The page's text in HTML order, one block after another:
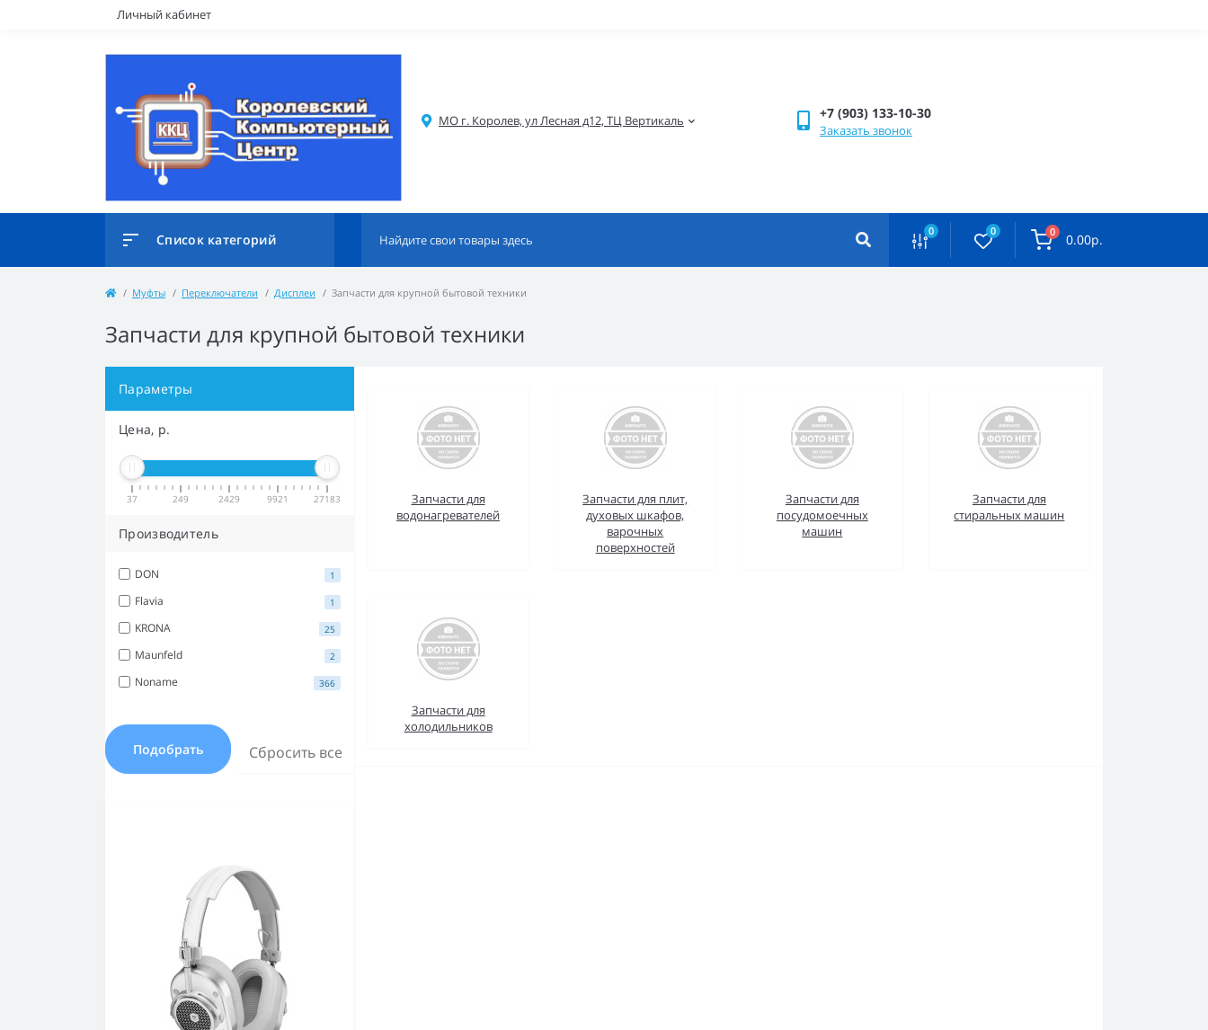
Личный кабинет
МО г. Королев, ул Лесная д12, ТЦ Вертикаль +7 (903) 133-10-30
Заказать звонок
Список категорий 0 0 0 0.00р.
Муфты Переключатели Дисплеи Запчасти для крупной бытовой техники
Запчасти для крупной бытовой техники
Параметры
Цена, р.
37 249 2429 9921 27183
Производитель
DON 1
Flavia 1
KRONA 25
Maunfeld 2
Noname 366
Подобрать Сбросить все
Запчасти для
водонагревателей
Запчасти для плит,
духовых шкафов,
варочных
поверхностей
Запчасти для
посудомоечных
машин
Запчасти для
стиральных машин
Запчасти для
холодильников